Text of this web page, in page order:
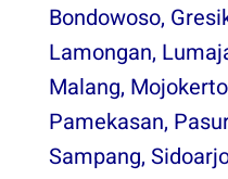
Bondowoso,
Lamongan,
Malang, Mojokerto
Pamekasan,
Sampang,